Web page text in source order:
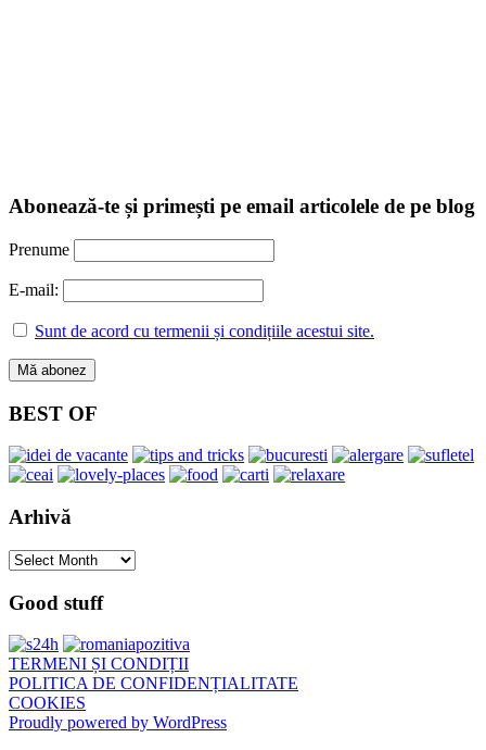
Abonează-te și primești pe email articolele de pe blog
Prenume
E-mail:
Sunt de acord cu termenii și condițiile acestui site.
BEST OF
Arhivă
Arhivă
Good stuff
TERMENI ȘI CONDIȚII
POLITICA DE CONFIDENȚIALITATE
COOKIES
Proudly powered by WordPress